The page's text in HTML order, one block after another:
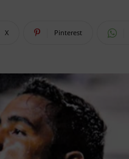
X Pinterest